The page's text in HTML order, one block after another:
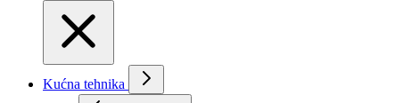
Kućna tehnika